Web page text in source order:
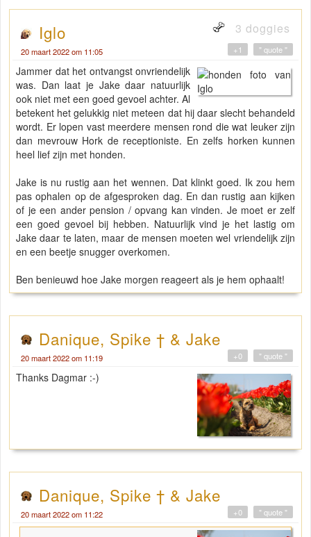
Iglo 3 doggies
20 maart 2022 om 11:05 " quote "
+1
Jammer dat het ontvangst onvriendelijk
was. Dan laat je Jake daar natuurlijk
ook niet met een goed gevoel achter. Al
betekent het gelukkig niet meteen dat hij daar slecht behandeld
wordt. Er lopen vast meerdere mensen rond die wat leuker zijn
dan mevrouw Hork de receptioniste. En zelfs horken kunnen
heel lief zijn met honden.
Jake is nu rustig aan het wennen. Dat klinkt goed. Ik zou hem
pas ophalen op de afgesproken dag. En dan rustig aan kijken
of je een ander pension / opvang kan vinden. Je moet er zelf
een goed gevoel bij hebben. Natuurlijk vind je het lastig om
Jake daar te laten, maar de mensen moeten wel vriendelijk zijn
en een beetje snugger overkomen.
Ben benieuwd hoe Jake morgen reageert als je hem ophaalt!
Danique, Spike † & Jake
20 maart 2022 om 11:19 " quote "
+0
Thanks Dagmar :-)
Danique, Spike † & Jake
20 maart 2022 om 11:22 " quote "
+0